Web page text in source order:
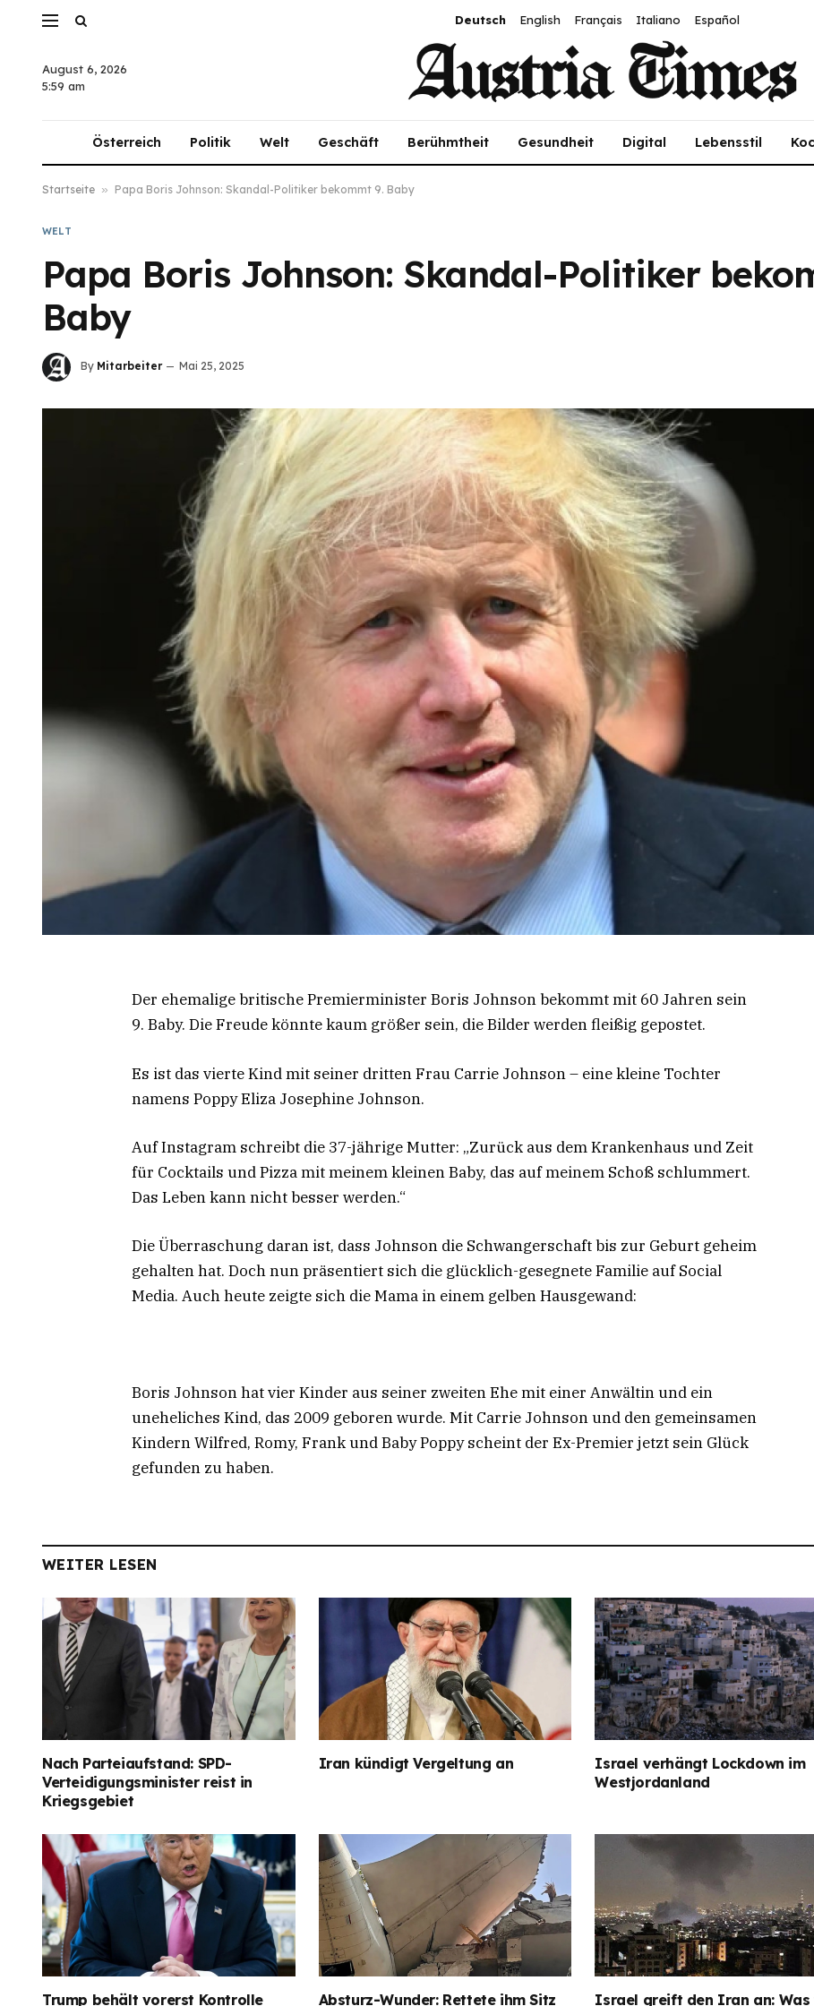
Deutsch English Français Italiano Español
August 6, 2026
5:59 am
Österreich Politik Welt Geschäft Berühmtheit Gesundheit Digital Lebensstil
Startseite » Papa Boris Johnson: Skandal-Politiker bekommt 9. Baby
WELT
Papa Boris Johnson: Skandal-Politiker
Baby
By Mitarbeiter Mai 25, 2025
Der ehemalige britische Premierminister Boris Johnson bekommt mit 60 Jahren sein
9. Baby. Die Freude könnte kaum größer sein, die Bilder werden fleißig gepostet.
Es ist das vierte Kind mit seiner dritten Frau Carrie Johnson – eine kleine Tochter
namens Poppy Eliza Josephine Johnson.
Auf Instagram schreibt die 37-jährige Mutter: „Zurück aus dem Krankenhaus und Zeit
für Cocktails und Pizza mit meinem kleinen Baby, das auf meinem Schoß schlummert.
Das Leben kann nicht besser werden.“
Die Überraschung daran ist, dass Johnson die Schwangerschaft bis zur Geburt geheim
gehalten hat. Doch nun präsentiert sich die glücklich-gesegnete Familie auf Social
Media. Auch heute zeigte sich die Mama in einem gelben Hausgewand:
Boris Johnson hat vier Kinder aus seiner zweiten Ehe mit einer Anwältin und ein
uneheliches Kind, das 2009 geboren wurde. Mit Carrie Johnson und den gemeinsamen
Kindern Wilfred, Romy, Frank und Baby Poppy scheint der Ex-Premier jetzt sein Glück
gefunden zu haben.
WEITER LESEN
Nach Parteiaufstand: SPD-
Verteidigungsminister reist in
Kriegsgebiet
Iran kündigt Vergeltung an
Israel verhängt Lockdown im
Westjordanland
Trump behält vorerst Kontrolle Absturz-Wunder: Rettete ihm Sitz Israel greift den Iran an: Was